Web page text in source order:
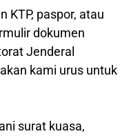
KTP, paspor, atau
dokumen
Jenderal
kami urus untuk
surat kuasa,